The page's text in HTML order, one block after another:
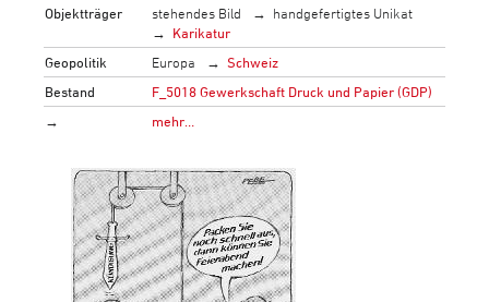
Objektträger
stehendes Bild
handgefertigtes Unikat
Karikatur
Geopolitik
Europa
Schweiz
Bestand
F_5018 Gewerkschaft Druck und Papier (GDP)
→
mehr…